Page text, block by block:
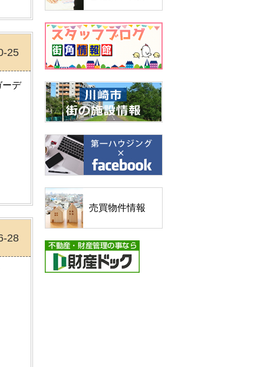
25
ーデ
28
売買物件情報